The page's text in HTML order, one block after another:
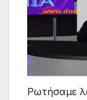
Ρωτήσαμε